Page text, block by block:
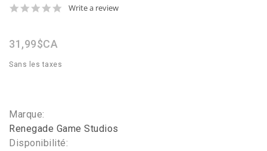
0.0
Write a review
31,99$CA
Sans les taxes
Marque:
Renegade Game Studios
Disponibilité: